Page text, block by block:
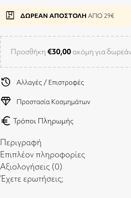
package ΔΩΡΕΑΝ ΑΠΟΣΤΟΛΗ ΑΠΟ 29€
Προσθήκη €30,00 ακόμη για
history Αλλαγές / Επιστροφές
diamond Προστασία Κοσμημάτων
euro Τρόποι Πληρωμής
Περιγραφή
Επιπλέον πληροφορίες
Αξιολογήσεις (0)
Έχετε ερωτήσεις;